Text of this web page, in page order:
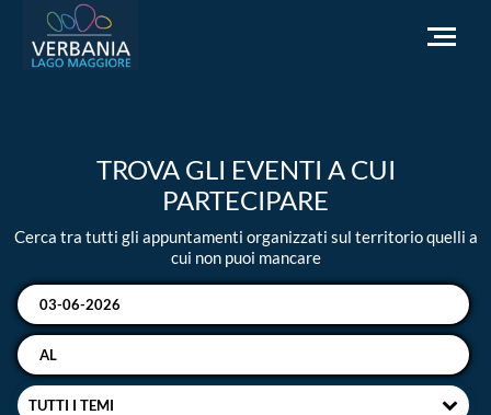
Come raggiungerci
Infopoint Turistico
Richiesta informazioni
Sito Istituzionale
TROVA GLI EVENTI A CUI
PARTECIPARE
Cerca tra tutti gli appuntamenti organizzati sul territorio quelli a
cui non puoi mancare
TUTTI I TEMI